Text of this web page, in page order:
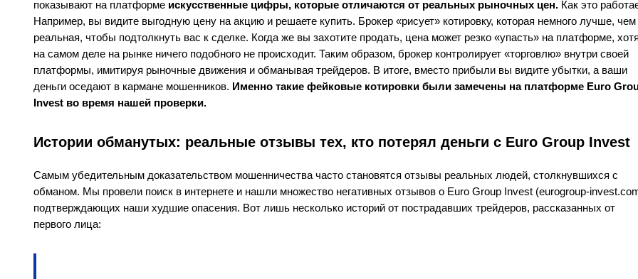
показывают на платформе искусственные цифры, которые отличаются от реальных рыночных цен. Как это
Например, вы видите выгодную цену на акцию и решаете купить. Брокер «рисует» котировку, которая немного лучше, чем
реальная, чтобы подтолкнуть вас к сделке. Когда же вы захотите продать, цена может резко «упасть» на платформе,
на самом деле на рынке ничего подобного не происходит. Таким образом, брокер контролирует «торговлю» внутри своей
платформы, имитируя рыночные движения и обманывая трейдеров. В итоге, вместо прибыли вы видите убытки, а ваши
деньги оседают в кармане мошенников. Именно такие фейковые котировки были замечены на платформе Euro
Invest во время нашей проверки.
Истории обманутых: реальные отзывы тех, кто потерял деньги с Euro Group Invest
Самым убедительным доказательством мошенничества часто становятся отзывы реальных людей, столкнувшихся с
обманом. Мы провели поиск в интернете и нашли множество негативных отзывов о Euro Group Invest (eurogroup-
подтверждающих наши худшие опасения. Вот лишь несколько историй от пострадавших трейдеров, рассказанных от
первого лица: